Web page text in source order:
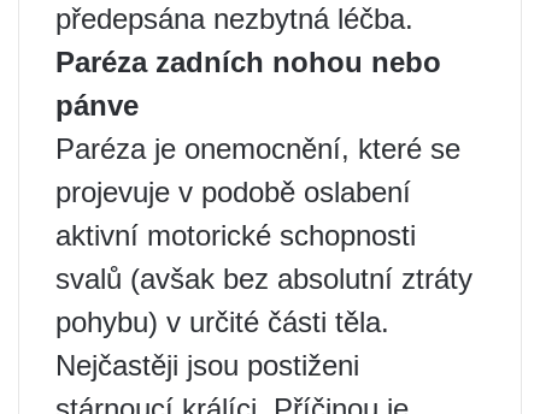
předepsána nezbytná léčba.
Paréza zadních nohou nebo
pánve
Paréza je onemocnění, které se
projevuje v podobě oslabení
aktivní motorické schopnosti
svalů (avšak bez absolutní ztráty
pohybu) v určité části těla.
Nejčastěji jsou postiženi